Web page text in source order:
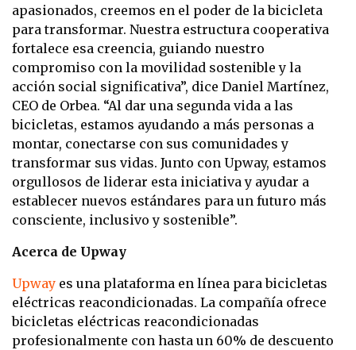
apasionados, creemos en el poder de la bicicleta
para transformar. Nuestra estructura cooperativa
fortalece esa creencia, guiando nuestro
compromiso con la movilidad sostenible y la
acción social significativa”, dice Daniel Martínez,
CEO de Orbea. “Al dar una segunda vida a las
bicicletas, estamos ayudando a más personas a
montar, conectarse con sus comunidades y
transformar sus vidas. Junto con Upway, estamos
orgullosos de liderar esta iniciativa y ayudar a
establecer nuevos estándares para un futuro más
consciente, inclusivo y sostenible”.
Acerca de Upway
Upway es una plataforma en línea para bicicletas
eléctricas reacondicionadas. La compañía ofrece
bicicletas eléctricas reacondicionadas
profesionalmente con hasta un 60% de descuento